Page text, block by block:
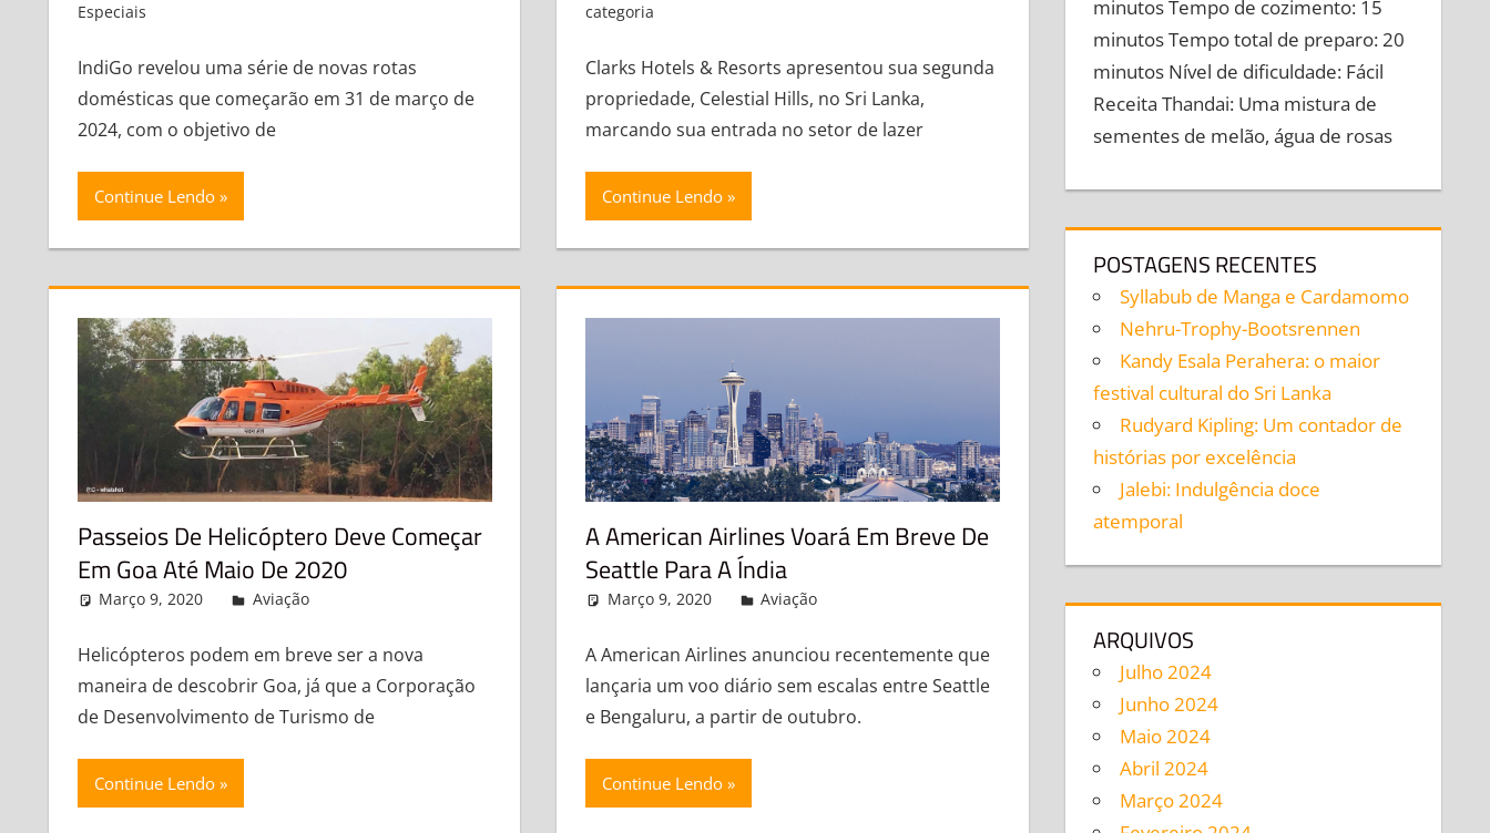
Especiais
IndiGo revelou uma série de novas rotas
domésticas que começarão em 31 de março de
2024, com o objetivo de
Continue Lendo
categoria
Clarks Hotels & Resorts apresentou sua segunda
propriedade, Celestial Hills, no Sri Lanka,
marcando sua entrada no setor de lazer
Continue Lendo
Passeios De Helicóptero Deve Começar
Em Goa Até Maio De 2020
Março 9, 2020 admin
Aviação
Helicópteros podem em breve ser a nova
maneira de descobrir Goa, já que a Corporação
de Desenvolvimento de Turismo de
Continue Lendo
A American Airlines Voará Em Breve De
Seattle Para A Índia
Março 9, 2020 admin
Aviação
A American Airlines anunciou recentemente que
lançaria um voo diário sem escalas entre Seattle
e Bengaluru, a partir de outubro.
Continue Lendo
minutos Tempo de cozimento: 15
minutos Tempo total de preparo: 20
minutos Nível de dificuldade: Fácil
Receita Thandai: Uma mistura de
sementes de melão, água de rosas
POSTAGENS RECENTES
Syllabub de Manga e Cardamomo
Nehru-Trophy-Bootsrennen
Kandy Esala Perahera: o maior
festival cultural do Sri Lanka
Rudyard Kipling: Um contador de
histórias por excelência
Jalebi: Indulgência doce
atemporal
ARQUIVOS
Julho 2024
Junho 2024
Maio 2024
Abril 2024
Março 2024